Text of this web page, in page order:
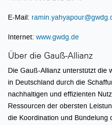
E-Mail:
Internet: www.gwdg.de
Über die Gauß-Allianz
Die Gauß-Allianz unterstützt die
in Deutschland durch die
nachhaltigen und effizienten
Ressourcen der obersten
die Koordination und Bündelung